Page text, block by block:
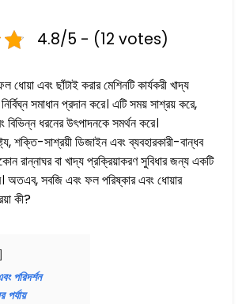
4.8/5 - (12 votes)
ধোয়া এবং ছাঁটাই করার মেশিনটি কার্যকরী খাদ্য
সমাধান প্রদান করে। এটি সময় সাশ্রয় করে,
বিভিন্ন ধরনের উৎপাদনকে সমর্থন করে।
শক্তি-সাশ্রয়ী ডিজাইন এবং ব্যবহারকারী-বান্ধব
রান্নাঘর বা খাদ্য প্রক্রিয়াকরণ সুবিধার জন্য একটি
অতএব, সবজি এবং ফল পরিষ্কার এবং ধোয়ার
কী?
পরিদর্শন
পর্যায়